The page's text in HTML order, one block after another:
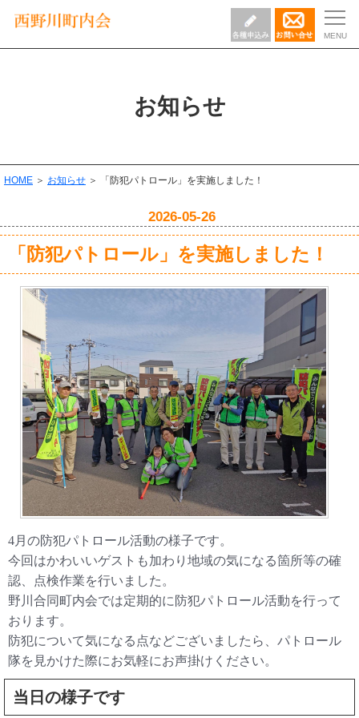
お知らせ
HOME ＞ お知らせ ＞ 「防犯パトロール」を実施しました！
2026-05-26
「防犯パトロール」を実施しました！
4月の防犯パトロール活動の様子です。
今回はかわいいゲストも加わり地域の気になる箇所等の確
認、点検作業を行いました。
野川合同町内会では定期的に防犯パトロール活動を行って
おります。
防犯について気になる点などございましたら、パトロール
隊を見かけた際にお気軽にお声掛けください。
当日の様子です